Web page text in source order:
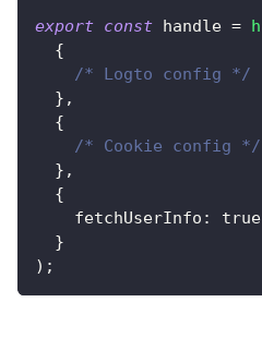
export const handle =
{
/* Logto config */
} ,
{
/* Cookie config */
} ,
{
    fetchUserInfo
: true
}
) ;